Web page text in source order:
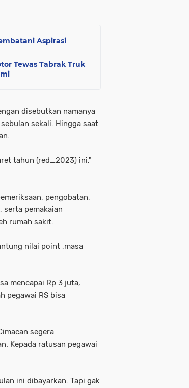
Aspirasi
Tewas Tabrak Truk
disebutkan namanya
sekali. Hingga saat
tahun (red_2023) ini,"
pengobatan,
serta pemakaian
rumah sakit.
nilai point ,masa
mencapai Rp 3 juta,
pegawai RS bisa
segera
Kepada ratusan pegawai
ini dibayarkan. Tapi gak